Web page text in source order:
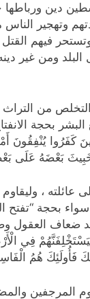
ورباطها
وتهجير
فيهم
ومن غير دينه
من التراث
بحجة
يُنْفِقُونَ
بَعْضَهُ عَلَى
، وليقاوم
سواء بحجة
ضعاف
فِي
هُمُ
المرجفين